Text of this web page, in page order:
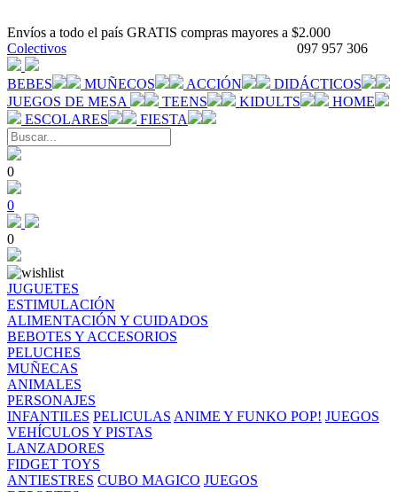
Envíos a todo el país GRATIS compras mayores a $2.000
097 957 306
Colectivos
BEBES MUÑECOS ACCIÓN
DIDÁCTICOS
JUEGOS DE MESA
TEENS KIDULTS
HOME
ESCOLARES
FIESTA
0
0
0
JUGUETES
ESTIMULACIÓN
ALIMENTACIÓN Y CUIDADOS
BEBOTES Y ACCESORIOS
PELUCHES
MUÑECAS
ANIMALES
PERSONAJES
INFANTILES PELICULAS ANIME Y FUNKO POP! JUEGOS
VEHÍCULOS Y PISTAS
LANZADORES
FIDGET TOYS
ANTIESTRES CUBO MAGICO JUEGOS